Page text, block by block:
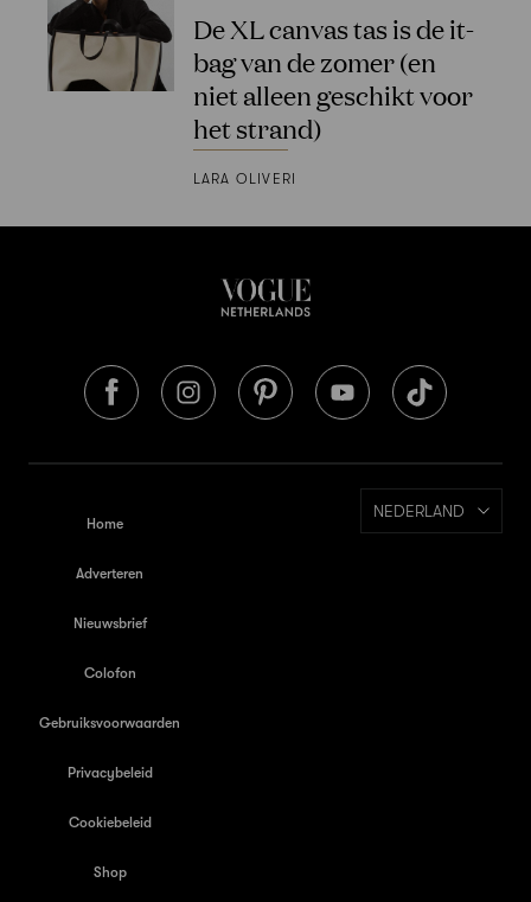
De XL canvas tas is de it-
bag van de zomer (en
niet alleen geschikt voor
het strand)
LARA OLIVERI
Home
Adverteren
Nieuwsbrief
Colofon
Gebruiksvoorwaarden
Privacybeleid
Cookiebeleid
Shop
NEDERLAND